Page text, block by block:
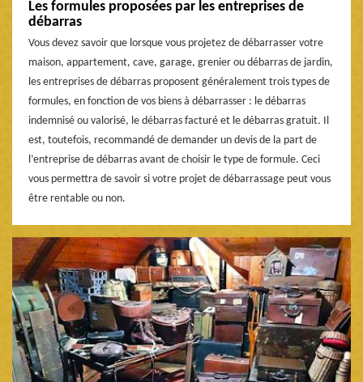
Les formules proposées par les entreprises de
débarras
Vous devez savoir que lorsque vous projetez de débarrasser votre
maison, appartement, cave, garage, grenier ou débarras de jardin,
les entreprises de débarras proposent généralement trois types de
formules, en fonction de vos biens à débarrasser : le débarras
indemnisé ou valorisé, le débarras facturé et le débarras gratuit. Il
est, toutefois, recommandé de demander un devis de la part de
l’entreprise de débarras avant de choisir le type de formule. Ceci
vous permettra de savoir si votre projet de débarrassage peut vous
être rentable ou non.